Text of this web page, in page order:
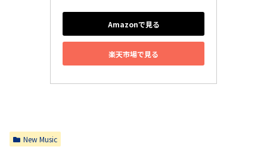
Amazonで見る
楽天市場で見る
New Music